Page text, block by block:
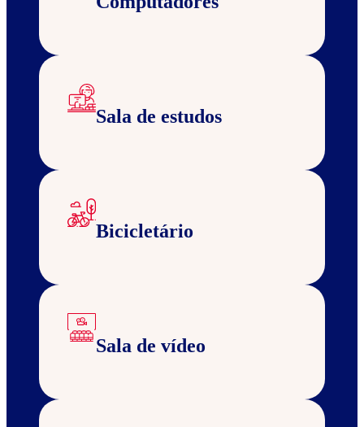
Sala de estudos
Bicicletário
Sala de vídeo